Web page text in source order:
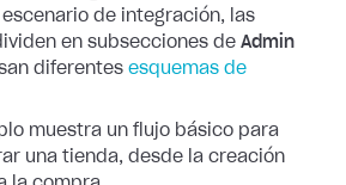
de integración, las
en subsecciones de Admin
diferentes esquemas de
muestra un flujo básico para
una tienda, desde la creación